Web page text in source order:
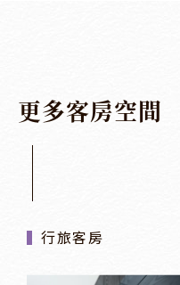
更多客房空間
行旅客房